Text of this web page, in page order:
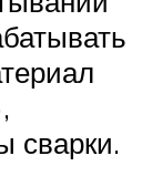
сварки.